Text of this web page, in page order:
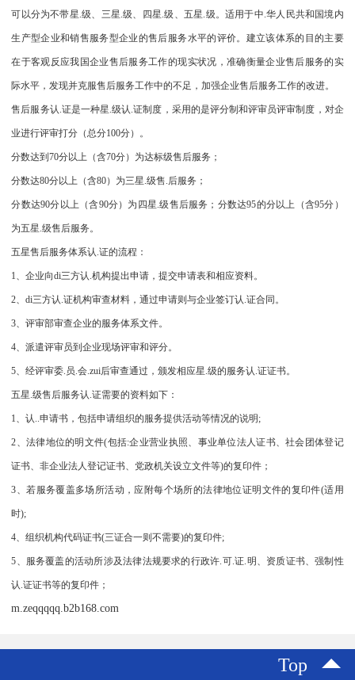
可以分为不带星.级、三星.级、四星.级、五星.级。适用于中.华人民共和国境内
生产型企业和销售服务型企业的售后服务水平的评价。建立该体系的目的主要
在于客观反应我国企业售后服务工作的现实状况，准确衡量企业售后服务的实
际水平，发现并克服售后服务工作中的不足，加强企业售后服务工作的改进。
售后服务认.证是一种星.级认.证制度，采用的是评分制和评审员评审制度，对企
业进行评审打分（总分100分）。
分数达到70分以上（含70分）为达标级售后服务；
分数达80分以上（含80）为三星.级售.后服务；
分数达90分以上（含90分）为四星.级售后服务；分数达95的分以上（含95分）
为五星.级售后服务。
五星售后服务体系认.证的流程：
1、企业向di三方认.机构提出申请，提交申请表和相应资料。
2、di三方认.证机构审查材料，通过申请则与企业签订认.证合同。
3、评审部审查企业的服务体系文件。
4、派遣评审员到企业现场评审和评分。
5、经评审委.员.会.zui后审查通过，颁发相应星.级的服务认.证证书。
五星.级售后服务认.证需要的资料如下：
1、认..申请书，包括申请组织的服务提供活动等情况的说明;
2、法律地位的明文件(包括:企业营业执照、事业单位法人证书、社会团体登记
证书、非企业法人登记证书、党政机关设立文件等)的复印件；
3、若服务覆盖多场所活动，应附每个场所的法律地位证明文件的复印件(适用
时);
4、组织机构代码证书(三证合一则不需要)的复印件;
5、服务覆盖的活动所涉及法律法规要求的行政许.可.证.明、资质证书、强制性
认.证证书等的复印件；
m.zeqqqqq.b2b168.com
Top